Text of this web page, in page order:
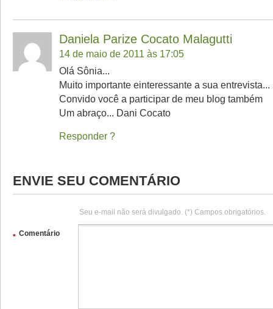
Daniela Parize Cocato Malagutti
14 de maio de 2011 às 17:05
Olá Sônia...
Muito importante einteressante a sua entrevista...
Convido você a participar de meu blog também
Um abraço... Dani Cocato
Responder
ENVIE SEU COMENTÁRIO
Seu e-mail não será divulgado. (*) Campos obrigatórios.
Comentário
*